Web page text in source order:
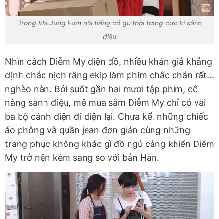
Trong khi Jung Eum nổi tiếng có gu thời trang cực kì sành
điệu
Nhìn cách Diễm My diện đồ, nhiều khán giả khẳng
định chắc nịch rằng ekip làm phim chắc chắn rất...
nghèo nàn. Bởi suốt gần hai mươi tập phim, cô
nàng sành điệu, mê mua sắm Diễm My chỉ có vài
ba bộ cánh diện đi diện lại. Chưa kể, những chiếc
áo phông và quần jean đơn giản cùng những
trang phục không khác gì đồ ngủ càng khiến Diễm
My trở nên kém sang so với bản Hàn.